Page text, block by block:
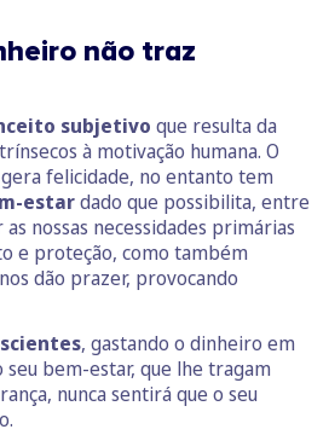
não traz
subjetivo que resulta da
à motivação humana. O
felicidade, no entanto tem
estardado que possibilita, entre
nossas necessidades primárias
e proteção, como também
dão prazer, provocando
, gastando o dinheiro em
seu bem-estar, que lhe tragam
nunca sentirá que o seu